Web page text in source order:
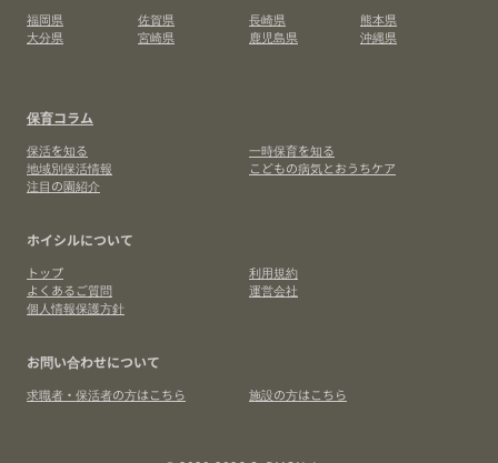
福岡県
佐賀県 長崎県
熊本県
大分県
宮崎県 鹿児島県 沖縄県
保育コラム
保活を知る
一時保育を知る
地域別保活情報
こどもの病気とおうちケア
注目の園紹介
ホイシルについて
トップ
利用規約
よくあるご質問
運営会社
個人情報保護方針
お問い合わせについて
求職者・保活者の方はこちら 施設の方はこちら